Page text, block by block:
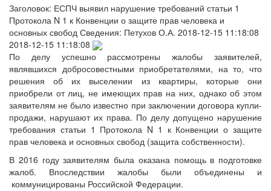
Заголовок: ЕСПЧ выявил нарушение требований статьи 1
Протокола N 1 к Конвенции о защите прав человека и
основных свобод Сведения: Петухов О.А. 2018-12-15 11:18:08
2018-12-15 11:18:08
По делу успешно рассмотрены жалобы заявителей,
являвшихся добросовестными приобретателями, на то, что
решения об их выселении из квартиры, которые они
приобрели от лиц, не имеющих прав на них, однако об этом
заявителям не было известно при заключении договора купли-
продажи, нарушают их права. По делу допущено нарушение
требования статьи 1 Протокола N 1 к Конвенции о защите
прав человека и основных свобод (защита собственности).
В 2016 году заявителям была оказана помощь в подготовке
жалоб. Впоследствии жалобы были объединены и
коммуницированы Российской Федерации.